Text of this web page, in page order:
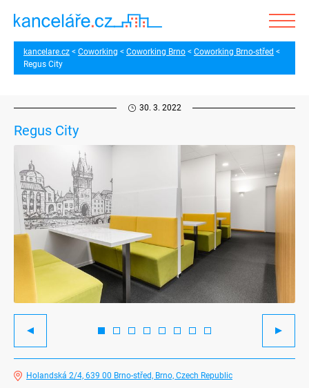
kancelare.cz Coworking Coworking Brno
Coworking Brno-střed
Regus City
30. 3. 2022
Regus City
Previous Next
Holandská 2/4, 639 00 Brno-střed, Brno, Czech Republic